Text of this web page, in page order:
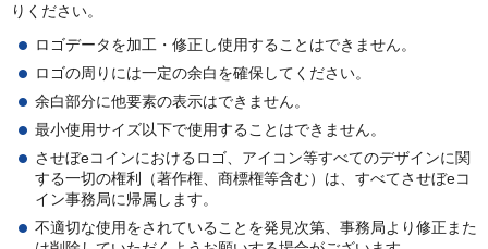
りください。
ロゴデータを加工・修正し使用することはできません。
ロゴの周りには一定の余白を確保してください。
余白部分に他要素の表示はできません。
最小使用サイズ以下で使用することはできません。
させぼeコインにおけるロゴ、アイコン等すべてのデザインに関
する一切の権利（著作権、商標権等含む）は、すべてさせぼeコ
イン事務局に帰属します。
不適切な使用をされていることを発見次第、事務局より修正また